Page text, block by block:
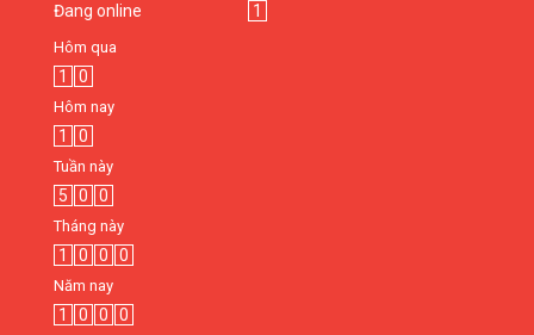
Đang online 1
Hôm qua
1 0
Hôm nay
1 0
Tuần này
5 0 0
Tháng này
1 0 0 0
Năm nay
1 0 0 0